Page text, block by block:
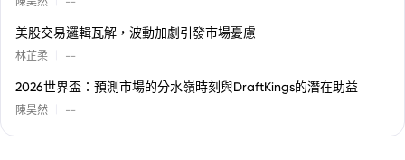
美股交易邏輯瓦解，波動加劇引發市場憂慮
林芷柔 --
2026世界盃：預測市場的分水嶺時刻與DraftKings的潛在助益
陳昊然 --